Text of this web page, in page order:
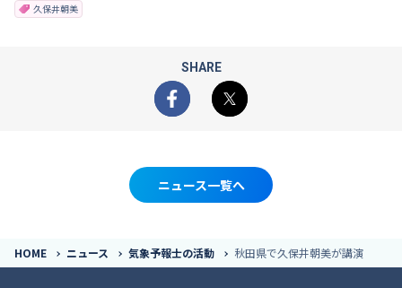
久保井朝美
SHARE
Facebook
X
ニュース一覧へ
HOME ニュース 気象予報士の活動 秋田県で久保井朝美が講演